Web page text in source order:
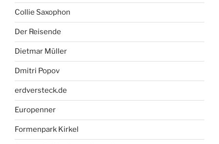
Collie Saxophon
Der Reisende
Dietmar Müller
Dmitri Popov
erdversteck.de
Europenner
Formenpark Kirkel